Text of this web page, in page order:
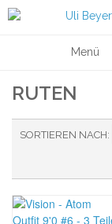
Menü
RUTEN
SORTIEREN NACH